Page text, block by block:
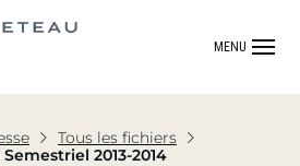
MENU
Tous les fichiers
2013-2014